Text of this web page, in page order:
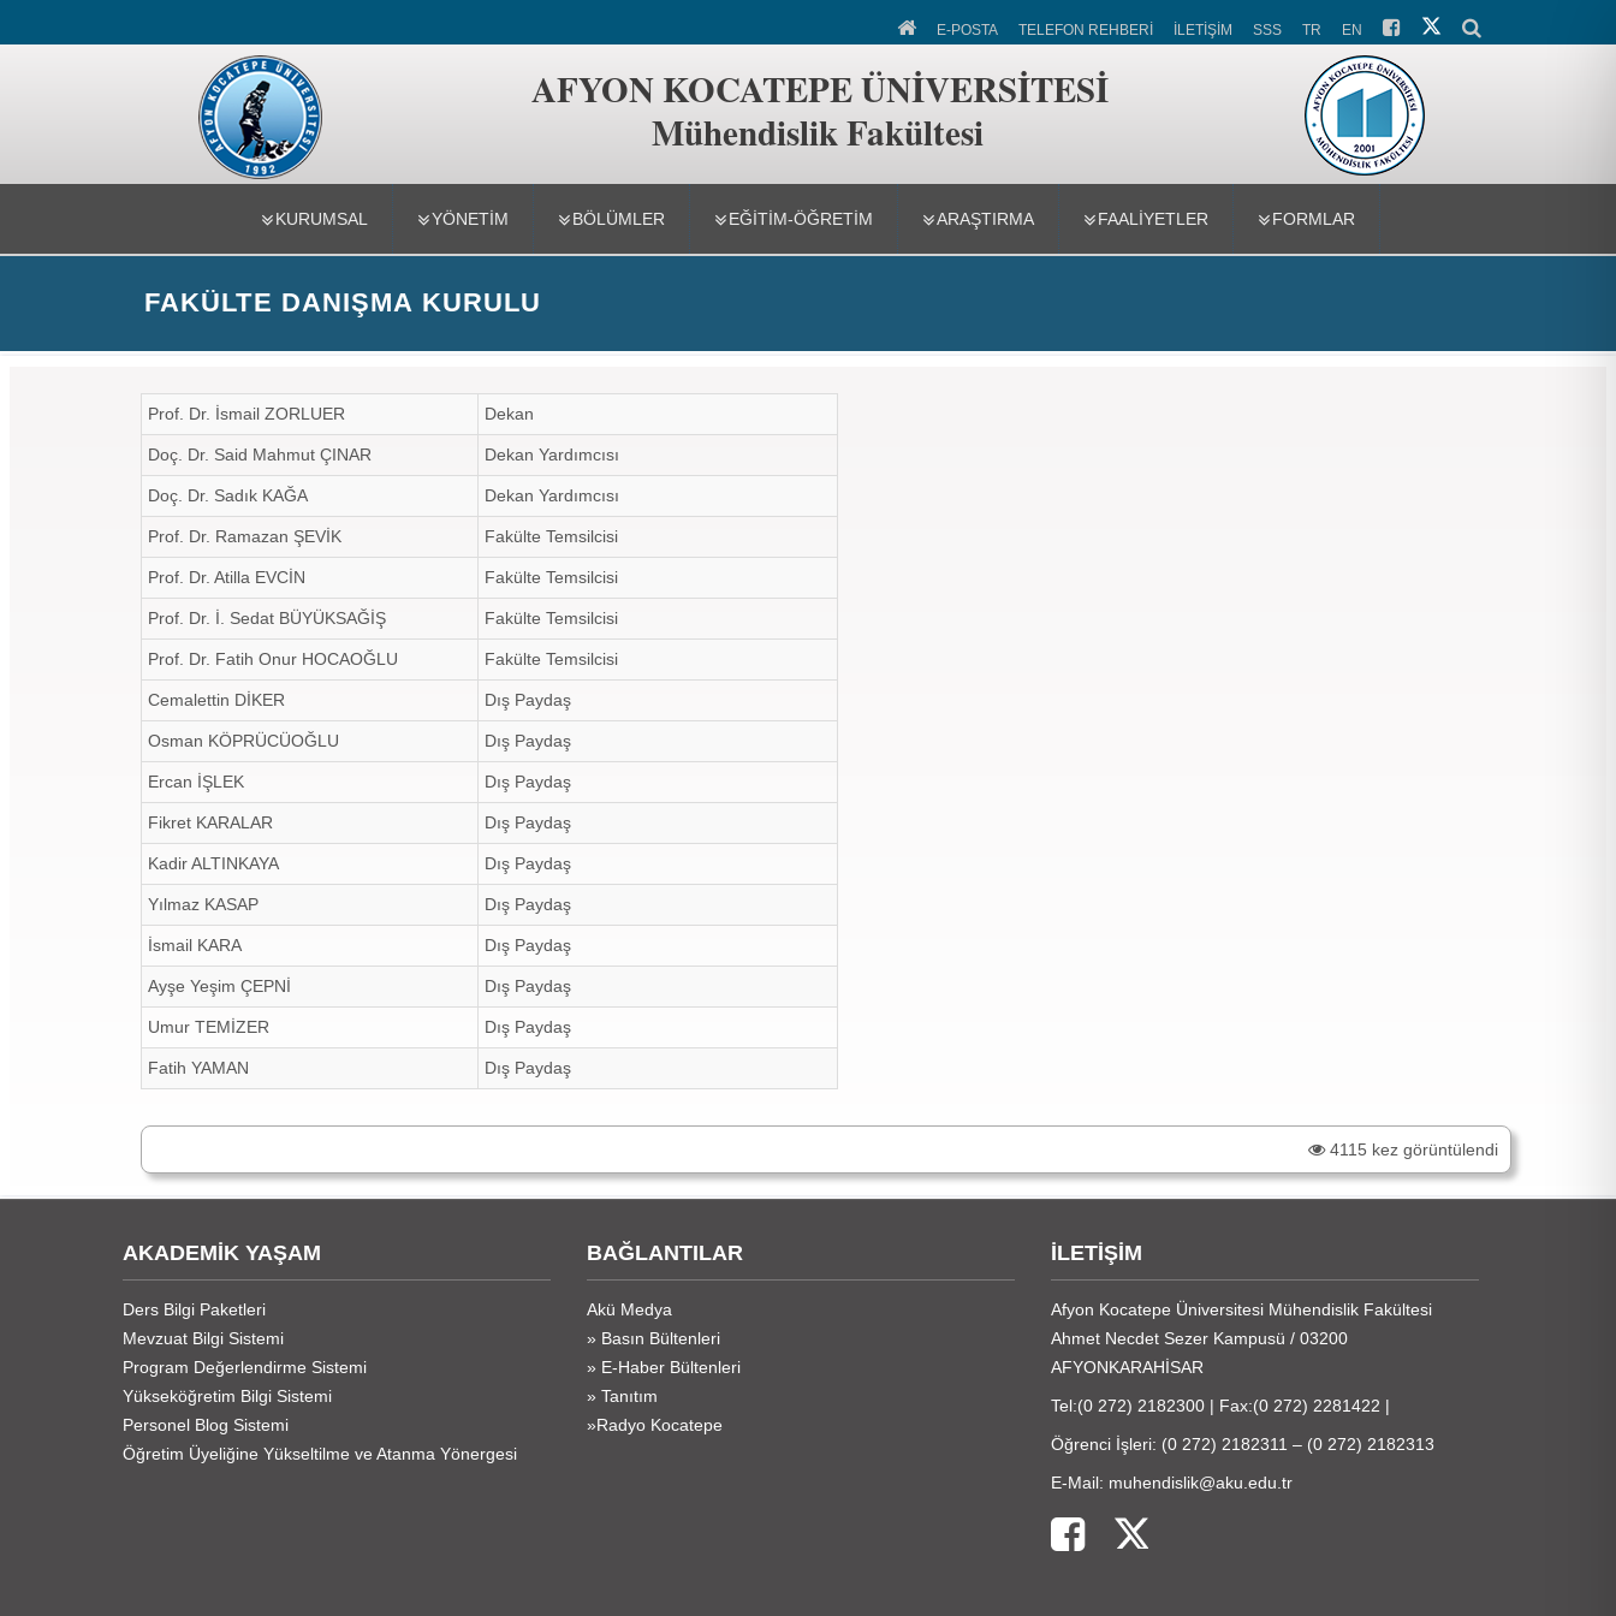
Mühendislik Fakültesi
E-POSTA TELEFON REHBERİ İLETİŞİM SSS TR EN
AFYON KOCATEPE ÜNİVERSİTESİ
Mühendislik Fakültesi
KURUMSAL YÖNETİM BÖLÜMLER EĞİTİM-ÖĞRETİM ARAŞTIRMA FAALİYETLER FORMLAR
FAKÜLTE DANIŞMA KURULU
Prof. Dr. İsmail ZORLUER Dekan
Doç. Dr. Said Mahmut ÇINAR Dekan Yardımcısı
Doç. Dr. Sadık KAĞA Dekan Yardımcısı
Prof. Dr. Ramazan ŞEVİK Fakülte Temsilcisi
Prof. Dr. Atilla EVCİN Fakülte Temsilcisi
Prof. Dr. İ. Sedat BÜYÜKSAĞİŞ Fakülte Temsilcisi
Prof. Dr. Fatih Onur HOCAOĞLU Fakülte Temsilcisi
Cemalettin DİKER Dış Paydaş
Osman KÖPRÜCÜOĞLU Dış Paydaş
Ercan İŞLEK Dış Paydaş
Fikret KARALAR Dış Paydaş
Kadir ALTINKAYA Dış Paydaş
Yılmaz KASAP Dış Paydaş
İsmail KARA Dış Paydaş
Ayşe Yeşim ÇEPNİ Dış Paydaş
Umur TEMİZER Dış Paydaş
Fatih YAMAN Dış Paydaş
4115 kez görüntülendi
AKADEMİK YAŞAM
Ders Bilgi Paketleri
Mevzuat Bilgi Sistemi
Program Değerlendirme Sistemi
Yükseköğretim Bilgi Sistemi
Personel Blog Sistemi
Öğretim Üyeliğine Yükseltilme ve Atanma Yönergesi
BAĞLANTILAR
Akü Medya
» Basın Bültenleri
» E-Haber Bültenleri
» Tanıtım
»Radyo Kocatepe
İLETİŞİM
Afyon Kocatepe Üniversitesi Mühendislik Fakültesi
Ahmet Necdet Sezer Kampusü / 03200
AFYONKARAHİSAR
Tel:(0 272) 2182300 | Fax:(0 272) 2281422 |
Öğrenci İşleri: (0 272) 2182311 – (0 272) 2182313
E-Mail: muhendislik@aku.edu.tr